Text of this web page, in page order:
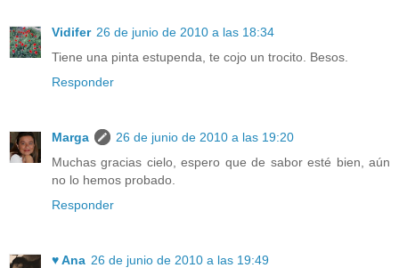
Vidifer 26 de junio de 2010 a las 18:34
Tiene una pinta estupenda, te cojo un trocito. Besos.
Responder
Marga
26 de junio de 2010 a las 19:20
Muchas gracias cielo, espero que de sabor esté bien, aún
no lo hemos probado.
Responder
♥ Ana 26 de junio de 2010 a las 19:49